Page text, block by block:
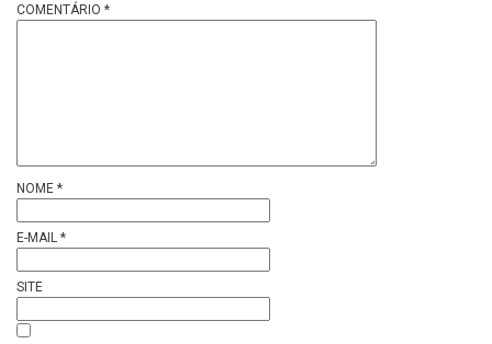
COMENTÁRIO *
NOME *
E-MAIL *
SITE